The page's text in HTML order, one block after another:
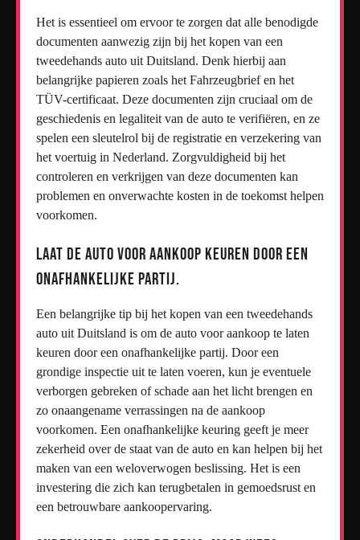
Het is essentieel om ervoor te zorgen dat alle benodigde
documenten aanwezig zijn bij het kopen van een
tweedehands auto uit Duitsland. Denk hierbij aan
belangrijke papieren zoals het Fahrzeugbrief en het
TÜV-certificaat. Deze documenten zijn cruciaal om de
geschiedenis en legaliteit van de auto te verifiëren, en ze
spelen een sleutelrol bij de registratie en verzekering van
het voertuig in Nederland. Zorgvuldigheid bij het
controleren en verkrijgen van deze documenten kan
problemen en onverwachte kosten in de toekomst helpen
voorkomen.
Laat de auto voor aankoop keuren door een
onafhankelijke partij.
Een belangrijke tip bij het kopen van een tweedehands
auto uit Duitsland is om de auto voor aankoop te laten
keuren door een onafhankelijke partij. Door een
grondige inspectie uit te laten voeren, kun je eventuele
verborgen gebreken of schade aan het licht brengen en
zo onaangename verrassingen na de aankoop
voorkomen. Een onafhankelijke keuring geeft je meer
zekerheid over de staat van de auto en kan helpen bij het
maken van een weloverwogen beslissing. Het is een
investering die zich kan terugbetalen in gemoedsrust en
een betrouwbare aankoopervaring.